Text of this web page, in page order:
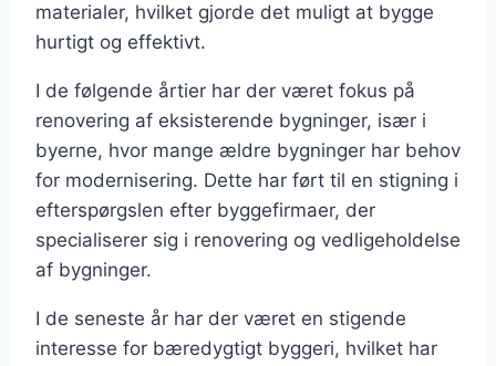
materialer, hvilket gjorde det muligt at bygge
hurtigt og effektivt.
I de følgende årtier har der været fokus på
renovering af eksisterende bygninger, især i
byerne, hvor mange ældre bygninger har behov
for modernisering. Dette har ført til en stigning i
efterspørgslen efter byggefirmaer, der
specialiserer sig i renovering og vedligeholdelse
af bygninger.
I de seneste år har der været en stigende
interesse for bæredygtigt byggeri, hvilket har